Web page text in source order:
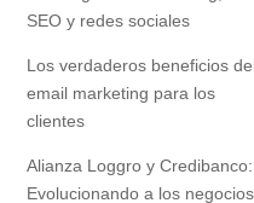
SEO y redes sociales
Los verdaderos beneficios
email marketing para los
clientes
Alianza Loggro y Credibanco:
Evolucionando a los negocios